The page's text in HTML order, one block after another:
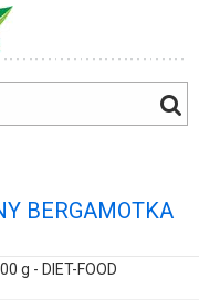
BERGAMOTKA
g - DIET-FOOD